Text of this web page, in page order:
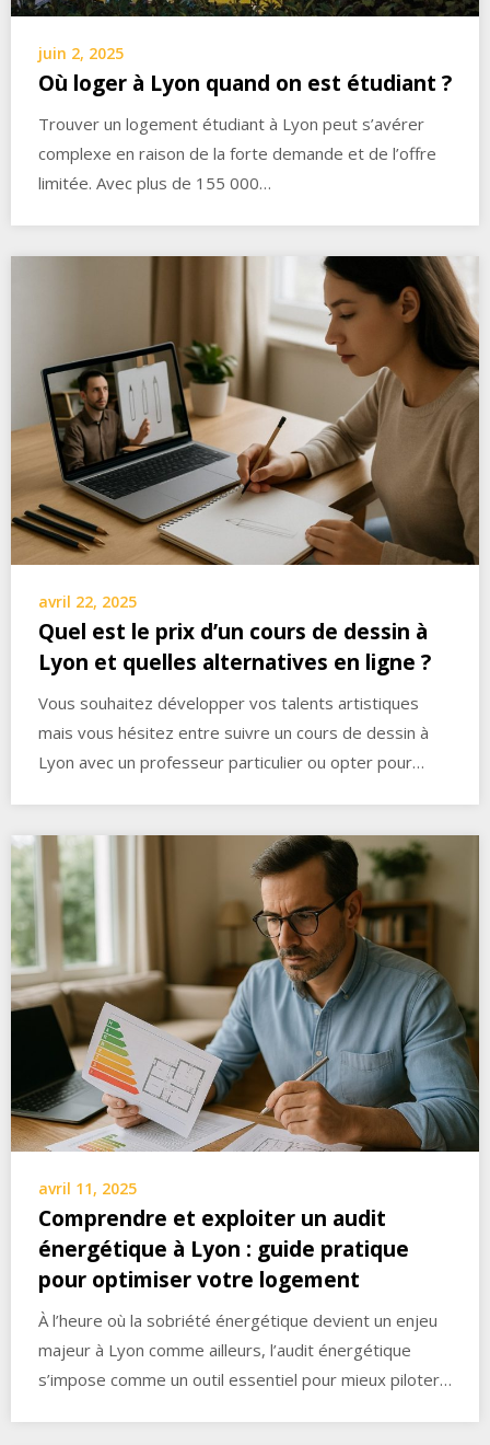
juin 2, 2025
Où loger à Lyon quand on est étudiant ?
Trouver un logement étudiant à Lyon peut s’avérer
complexe en raison de la forte demande et de l’offre
limitée. Avec plus de 155 000…
avril 22, 2025
Quel est le prix d’un cours de dessin à
Lyon et quelles alternatives en ligne ?
Vous souhaitez développer vos talents artistiques
mais vous hésitez entre suivre un cours de dessin à
Lyon avec un professeur particulier ou opter pour…
avril 11, 2025
Comprendre et exploiter un audit
énergétique à Lyon : guide pratique
pour optimiser votre logement
À l’heure où la sobriété énergétique devient un enjeu
majeur à Lyon comme ailleurs, l’audit énergétique
s’impose comme un outil essentiel pour mieux piloter…